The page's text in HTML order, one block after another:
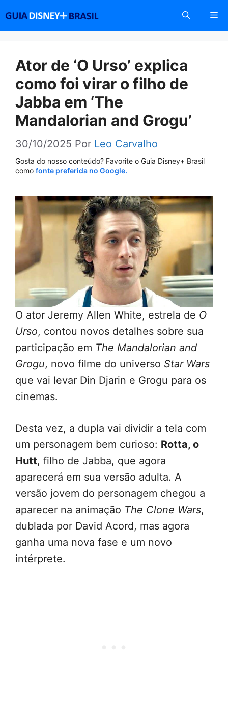
conteúdo
Ator de ‘O Urso’ explica
como foi virar o filho de
Jabba em ‘The
Mandalorian and Grogu’
30/10/2025 Por Leo Carvalho
Gosta do nosso conteúdo? Favorite o Guia Disney+ Brasil
como fonte preferida no Google.
O ator Jeremy Allen White, estrela de O
Urso, contou novos detalhes sobre sua
participação em The Mandalorian and
Grogu, novo filme do universo Star Wars
que vai levar Din Djarin e Grogu para os
cinemas.
Desta vez, a dupla vai dividir a tela com
um personagem bem curioso: Rotta, o
Hutt, filho de Jabba, que agora
aparecerá em sua versão adulta. A
versão jovem do personagem chegou a
aparecer na animação The Clone Wars,
dublada por David Acord, mas agora
ganha uma nova fase e um novo
intérprete.